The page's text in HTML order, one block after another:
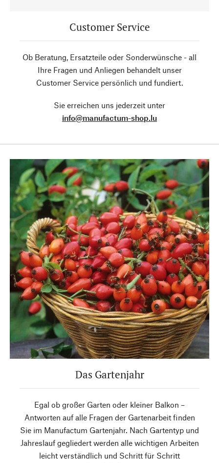
Customer Service
Ob Beratung, Ersatzteile oder Sonderwünsche - all
Ihre Fragen und Anliegen behandelt unser
Customer Service persönlich und fundiert.
Sie erreichen uns jederzeit unter
info@manufactum-shop.lu
Das Gartenjahr
Egal ob großer Garten oder kleiner Balkon –
Antworten auf alle Fragen der Gartenarbeit finden
Sie im Manufactum Gartenjahr. Nach Gartentyp und
Jahreslauf gegliedert werden alle wichtigen Arbeiten
leicht verständlich und Schritt für Schritt